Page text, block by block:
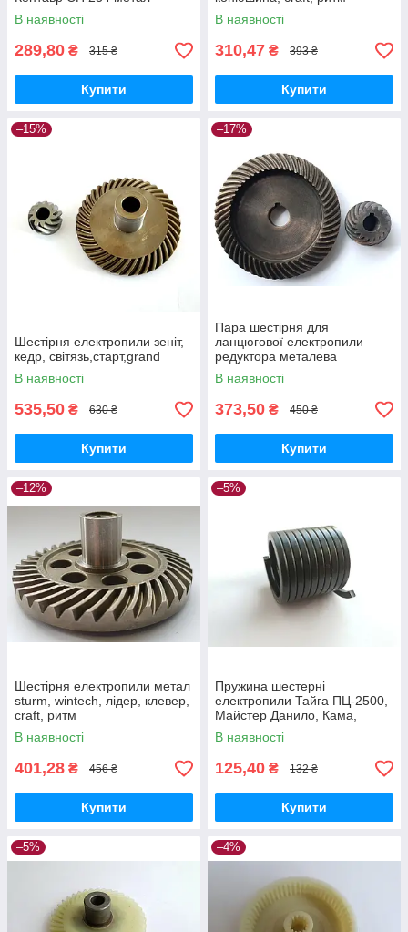
В наявності
289,80 ₴ 315 ₴
Купити
В наявності
310,47 ₴ 393 ₴
Купити
–15%
Шестірня електропили зеніт,
кедр, світязь,старт,grand
В наявності
535,50 ₴ 630 ₴
Купити
–17%
Пара шестірня для
ланцюгової електропили
редуктора металева
powertec, зеніт, вітязь
В наявності
373,50 ₴ 450 ₴
Купити
–12%
Шестірня електропили метал
sturm, wintech, лідер, клевер,
craft, ритм
В наявності
401,28 ₴ 456 ₴
Купити
–5%
Пружина шестерні
електропили Тайга ПЦ-2500,
Майстер Данило, Кама,
Електромаш, Бригадир 2400
ліва
В наявності
125,40 ₴ 132 ₴
Купити
–5% –4%